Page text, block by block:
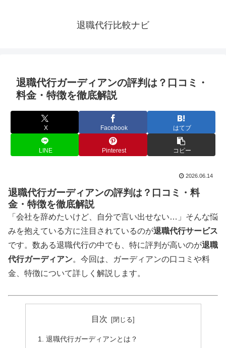
退職代行比較ナビ
退職代行ガーディアンの評判は？口コミ・
料金・特徴を徹底解説
X Facebook はてブ
LINE Pinterest コピー
2026.06.14
退職代行ガーディアンの評判は？口コミ・料
金・特徴を徹底解説
「会社を辞めたいけど、自分で言い出せない…」そんな悩
みを抱えている方に注目されているのが退職代行サービス
です。数ある退職代行の中でも、特に評判が高いのが退職
代行ガーディアン。今回は、ガーディアンの口コミや料
金、特徴について詳しく解説します。
目次
退職代行ガーディアンとは？